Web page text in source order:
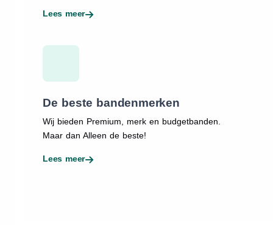
Lees meer
De beste bandenmerken
Wij bieden Premium, merk en budgetbanden.
Maar dan Alleen de beste!
Lees meer